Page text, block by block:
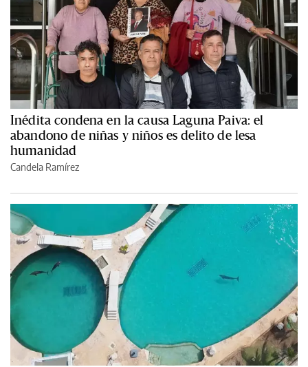
Inédita condena en la causa Laguna Paiva: el
abandono de niñas y niños es delito de lesa
humanidad
Candela Ramírez